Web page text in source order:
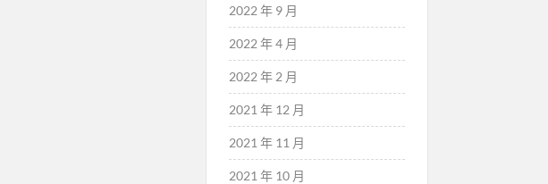
2022 年 9 月
2022 年 4 月
2022 年 2 月
2021 年 12 月
2021 年 11 月
2021 年 10 月